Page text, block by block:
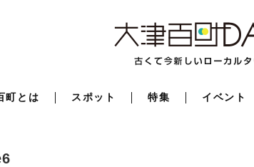
町とは スポット 特集 イベント